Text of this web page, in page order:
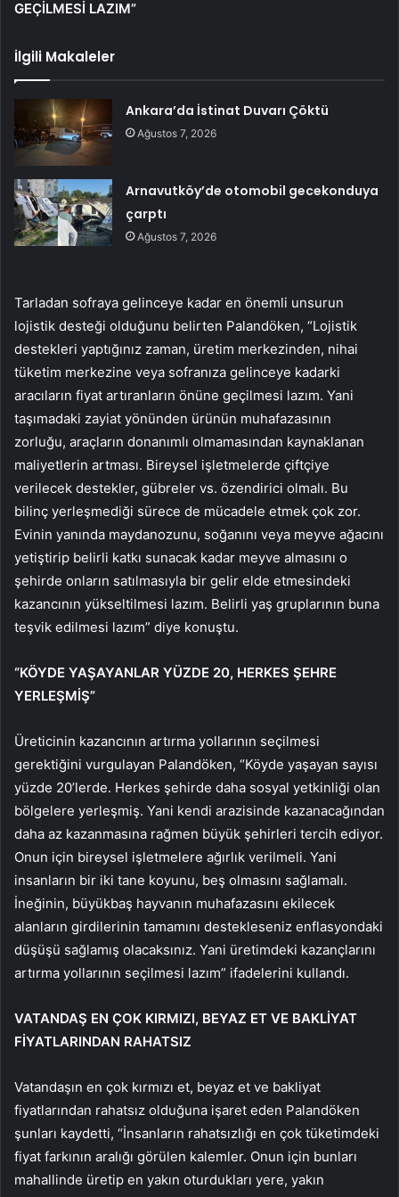
GEÇİLMESİ LAZIM”
İlgili Makaleler
Ankara’da İstinat Duvarı Çöktü
Ağustos 7, 2026
Arnavutköy’de otomobil gecekonduya
çarptı
Ağustos 7, 2026
Tarladan sofraya gelinceye kadar en önemli unsurun
lojistik desteği olduğunu belirten Palandöken, “Lojistik
destekleri yaptığınız zaman, üretim merkezinden, nihai
tüketim merkezine veya sofranıza gelinceye kadarki
aracıların fiyat artıranların önüne geçilmesi lazım. Yani
taşımadaki zayiat yönünden ürünün muhafazasının
zorluğu, araçların donanımlı olmamasından kaynaklanan
maliyetlerin artması. Bireysel işletmelerde çiftçiye
verilecek destekler, gübreler vs. özendirici olmalı. Bu
bilinç yerleşmediği sürece de mücadele etmek çok zor.
Evinin yanında maydanozunu, soğanını veya meyve ağacını
yetiştirip belirli katkı sunacak kadar meyve almasını o
şehirde onların satılmasıyla bir gelir elde etmesindeki
kazancının yükseltilmesi lazım. Belirli yaş gruplarının buna
teşvik edilmesi lazım” diye konuştu.
“KÖYDE YAŞAYANLAR YÜZDE 20, HERKES ŞEHRE
YERLEŞMİŞ”
Üreticinin kazancının artırma yollarının seçilmesi
gerektiğini vurgulayan Palandöken, “Köyde yaşayan sayısı
yüzde 20’lerde. Herkes şehirde daha sosyal yetkinliği olan
bölgelere yerleşmiş. Yani kendi arazisinde kazanacağından
daha az kazanmasına rağmen büyük şehirleri tercih ediyor.
Onun için bireysel işletmelere ağırlık verilmeli. Yani
insanların bir iki tane koyunu, beş olmasını sağlamalı.
İneğinin, büyükbaş hayvanın muhafazasını ekilecek
alanların girdilerinin tamamını destekleseniz enflasyondaki
düşüşü sağlamış olacaksınız. Yani üretimdeki kazançlarını
artırma yollarının seçilmesi lazım” ifadelerini kullandı.
VATANDAŞ EN ÇOK KIRMIZI, BEYAZ ET VE BAKLİYAT
FİYATLARINDAN RAHATSIZ
Vatandaşın en çok kırmızı et, beyaz et ve bakliyat
fiyatlarından rahatsız olduğuna işaret eden Palandöken
şunları kaydetti, “İnsanların rahatsızlığı en çok tüketimdeki
fiyat farkının aralığı görülen kalemler. Onun için bunları
mahallinde üretip en yakın oturdukları yere, yakın